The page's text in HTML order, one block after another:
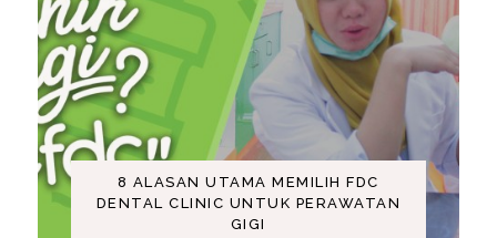
8 ALASAN UTAMA MEMILIH FDC
DENTAL CLINIC UNTUK PERAWATAN
GIGI